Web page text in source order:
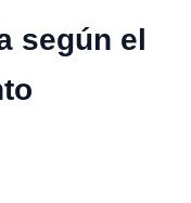
según el